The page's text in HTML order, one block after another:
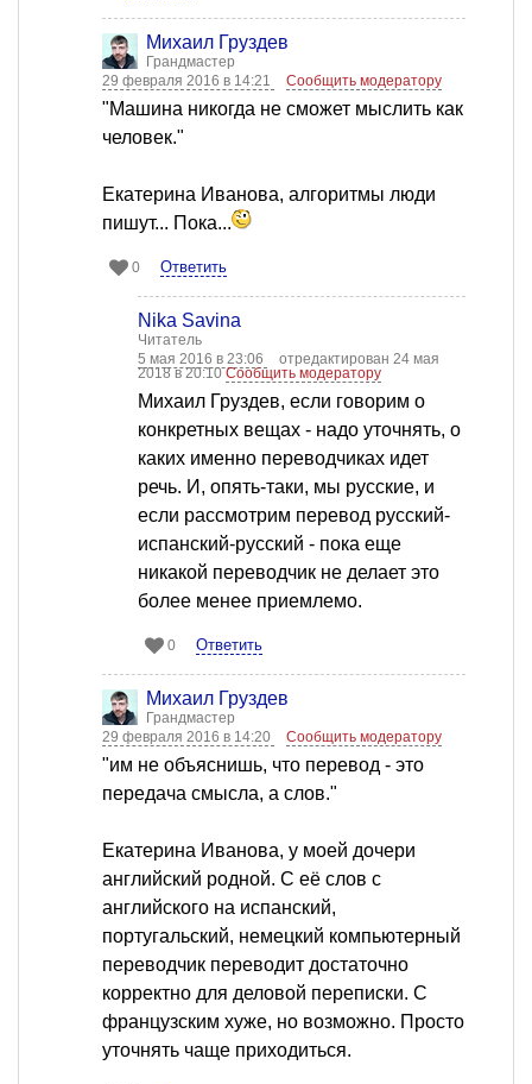
Михаил Груздев
Грандмастер
29 февраля 2016 в 14:21
Сообщить модератору
"Машина никогда не сможет мыслить как
человек."
Екатерина Иванова, алгоритмы люди
пишут... Пока...
0 Ответить
Nika Savina
Читатель
5 мая 2016 в 23:06
отредактирован 24 мая
2018 в 20:10Сообщить модератору
Михаил Груздев, если говорим о
конкретных вещах - надо уточнять, о
каких именно переводчиках идет
речь. И, опять-таки, мы русские, и
если рассмотрим перевод русский-
испанский-русский - пока еще
никакой переводчик не делает это
более менее приемлемо.
0 Ответить
Михаил Груздев
Грандмастер
29 февраля 2016 в 14:20
Сообщить модератору
"им не объяснишь, что перевод - это
передача смысла, а слов."
Екатерина Иванова, у моей дочери
английский родной. С её слов с
английского на испанский,
португальский, немецкий компьютерный
переводчик переводит достаточно
корректно для деловой переписки. С
французским хуже, но возможно. Просто
уточнять чаще приходиться.